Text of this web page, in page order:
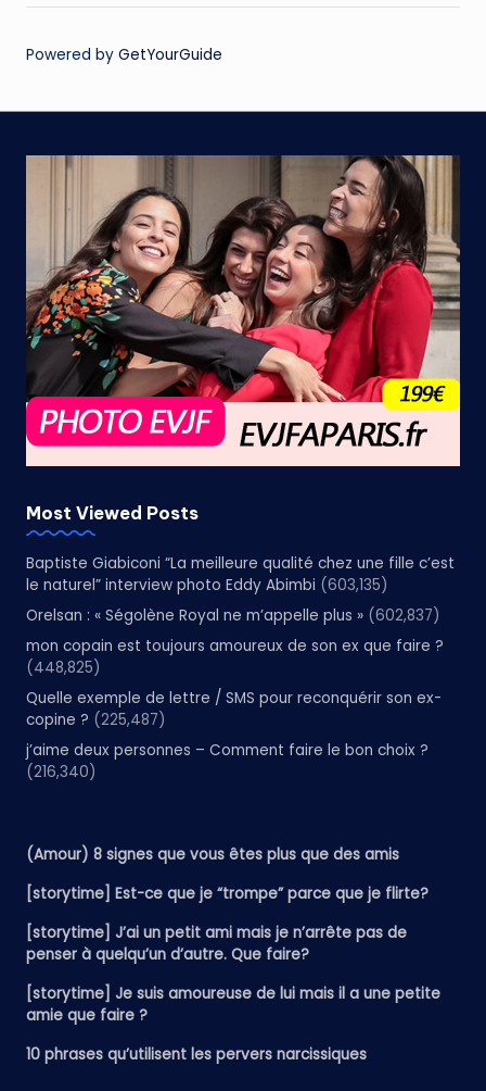
Powered by GetYourGuide
Most Viewed Posts
Baptiste Giabiconi “La meilleure qualité chez une fille c’est
le naturel” interview photo Eddy Abimbi (603,135)
Orelsan : « Ségolène Royal ne m’appelle plus » (602,837)
mon copain est toujours amoureux de son ex que faire ?
(448,825)
Quelle exemple de lettre / SMS pour reconquérir son ex-
copine ? (225,487)
j’aime deux personnes – Comment faire le bon choix ?
(216,340)
(Amour) 8 signes que vous êtes plus que des amis
[storytime] Est-ce que je “trompe” parce que je flirte?
[storytime] J’ai un petit ami mais je n’arrête pas de
penser à quelqu’un d’autre. Que faire?
[storytime] Je suis amoureuse de lui mais il a une petite
amie que faire ?
10 phrases qu’utilisent les pervers narcissiques